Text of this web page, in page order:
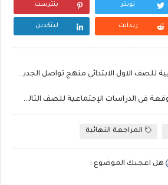
تويتر بنترست
ريدايت لينكدين
دليل معلم اللغة العربية للصف الاول الابتدائى منهج تواصل الجديد الترم الاول
حمل أهم الاسئلة المتوقعة فى الدراسات الإجتماعية للصف الثالث الاعدادى الترم الاول , ملحق الجمهورية
المراجعة النهائية
هل اعجبك الموضوع :